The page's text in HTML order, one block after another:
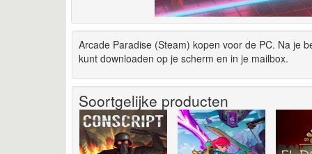
Arcade Paradise (Steam) kopen voor de PC. Na je
kunt downloaden op je scherm en in je mailbox.
Soortgelijke producten